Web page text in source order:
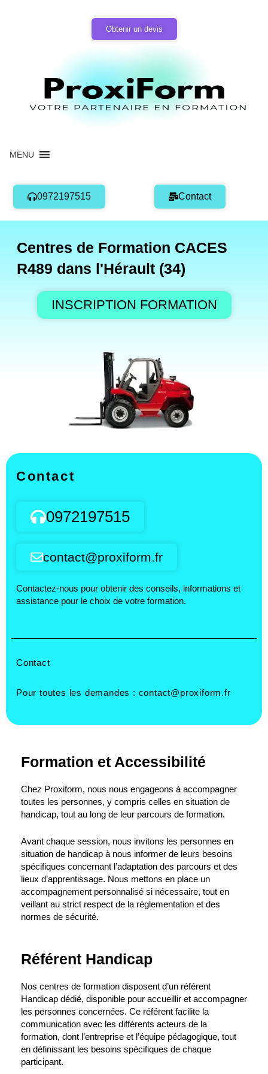
Obtenir un devis
MENU
0972197515 Contact
Centres de Formation CACES
R489 dans l'Hérault (34)
INSCRIPTION FORMATION
Contact
0972197515
contact@proxiform.fr
Contactez-nous pour obtenir des conseils, informations et
assistance pour le choix de votre formation.
Contact
Pour toutes les demandes : contact@proxiform.fr
Formation et Accessibilité
Chez Proxiform, nous nous engageons à accompagner
toutes les personnes, y compris celles en situation de
handicap, tout au long de leur parcours de formation.
Avant chaque session, nous invitons les personnes en
situation de handicap à nous informer de leurs besoins
spécifiques concernant l’adaptation des parcours et des
lieux d’apprentissage. Nous mettons en place un
accompagnement personnalisé si nécessaire, tout en
veillant au strict respect de la réglementation et des
normes de sécurité.
Référent Handicap
Nos centres de formation disposent d’un référent
Handicap dédié, disponible pour accueillir et accompagner
les personnes concernées. Ce référent facilite la
communication avec les différents acteurs de la
formation, dont l’entreprise et l’équipe pédagogique, tout
en définissant les besoins spécifiques de chaque
participant.